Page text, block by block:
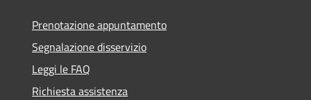
Prenotazione appuntamento
Segnalazione disservizio
Leggi le FAQ
Richiesta assistenza